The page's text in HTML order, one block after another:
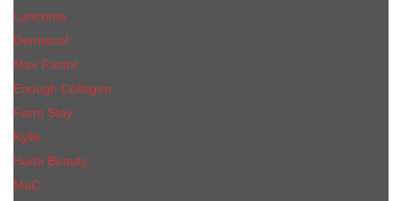
Lancome
Dermacol
Max Factor
Enough Collagen
Farm Stay
Kylie
Huda Beauty
МаС